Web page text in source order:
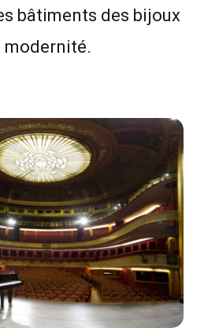
bâtiments des bijoux
modernité.